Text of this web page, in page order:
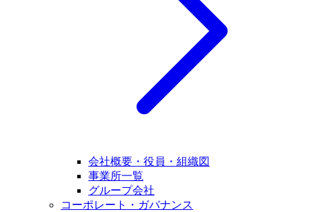
会社概要・役員・組織図
事業所一覧
グループ会社
コーポレート・ガバナンス